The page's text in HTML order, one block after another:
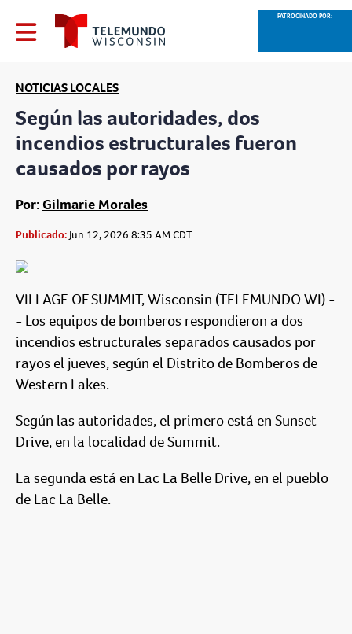
PATROCINADO POR:
NOTICIAS LOCALES
Según las autoridades, dos
incendios estructurales fueron
causados ​​por rayos
Por: Gilmarie Morales
Publicado:Jun 12, 2026 8:35 AM CDT
VILLAGE OF SUMMIT, Wisconsin (TELEMUNDO WI) -
- Los equipos de bomberos respondieron a dos
incendios estructurales separados causados por
rayos el jueves, según el Distrito de Bomberos de
Western Lakes.
Según las autoridades, el primero está en Sunset
Drive, en la localidad de Summit.
La segunda está en Lac La Belle Drive, en el pueblo
de Lac La Belle.